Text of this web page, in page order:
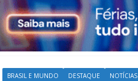
BRASIL E MUNDO DESTAQUE NOTÍCIAS